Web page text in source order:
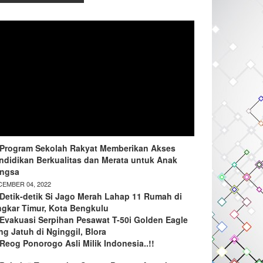
Sekolah Rakyat Memberikan Akses
Berkualitas dan Merata untuk Anak
04, 2022
Detik-detik Si Jago Merah Lahap 11 Rumah di
Timur, Kota Bengkulu
Evakuasi Serpihan Pesawat T-50i Golden Eagle
Jatuh di Nginggil, Blora
Reog Ponorogo Asli Milik Indonesia..!!